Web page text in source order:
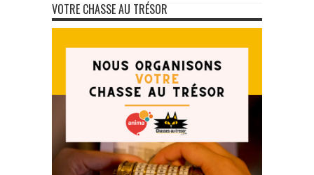
VOTRE CHASSE AU TRÉSOR